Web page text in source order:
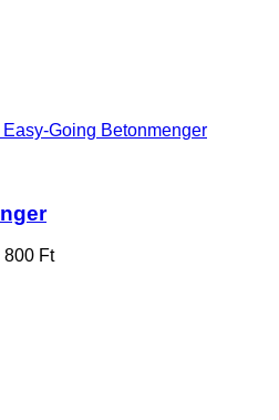
Easy-Going Betonmenger
800 Ft